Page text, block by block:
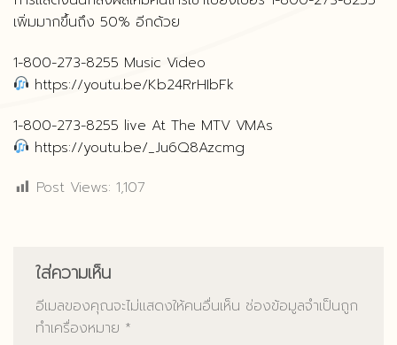
เพิ่มมากขึ้นถึง 50% อีกด้วย
1-800-273-8255 Music Video
https://youtu.be/Kb24RrHIbFk
1-800-273-8255 live At The MTV VMAs
https://youtu.be/_Ju6Q8Azcmg
Post Views: 1,107
ใส่ความเห็น
อีเมลของคุณจะไม่แสดงให้คนอื่นเห็น ช่องข้อมูลจำเป็นถูก
ทำเครื่องหมาย *